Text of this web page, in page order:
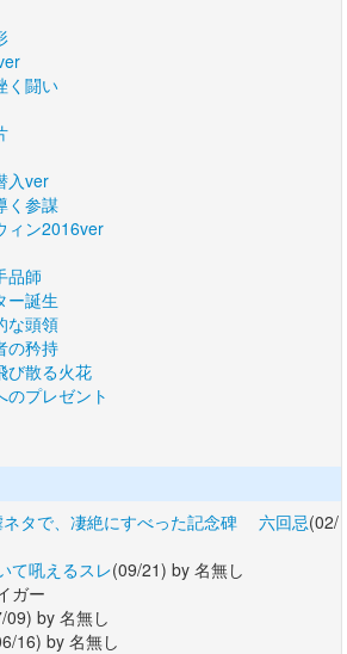
く闘い
入ver
く参謀
ィン2016ver
品師
ー誕生
な頭領
の矜持
び散る火花
のプレゼント
ネタで、凄絶にすべった記念碑 六回忌(02/
て吼えるスレ(09/21) by 名無し
ガー
09) by 名無し
16) by 名無し